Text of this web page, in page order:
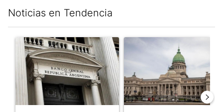
Noticias en Tendencia
Un artículo de tendencia con el título "Las reservas del Banco
Un artículo de tendencia